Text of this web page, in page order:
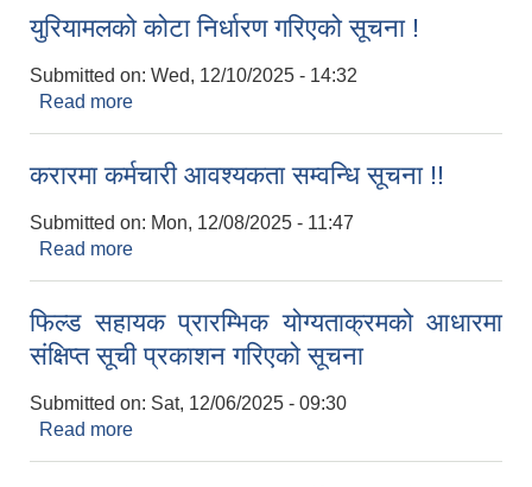
युरियामलको कोटा निर्धारण गरिएको सूचना !
Submitted on: Wed, 12/10/2025 - 14:32
Read more
करारमा कर्मचारी आवश्यकता सम्वन्धि सूचना !!
Submitted on: Mon, 12/08/2025 - 11:47
Read more
फिल्ड सहायक प्रारम्भिक योग्यताक्रमको आधारमा
संक्षिप्त सूची प्रकाशन गरिएको सूचना
Submitted on: Sat, 12/06/2025 - 09:30
Read more